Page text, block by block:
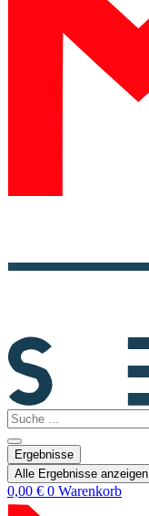
Search
...
Ergebnisse
Alle Ergebnisse anzeigen
0,00 € 0 Warenkorb